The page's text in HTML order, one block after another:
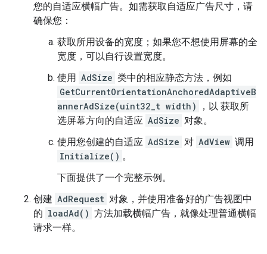
您的自适应横幅广告。如需获取自适应广告尺寸，请
确保您：
获取所用设备的宽度；如果您不想使用屏幕的全
宽度，可以自行设置宽度。
使用 AdSize 类中的相应静态方法，例如
GetCurrentOrientationAnchoredAdaptiveB
annerAdSize(uint32_t width)
，以 获取所
选屏幕方向的自适应 AdSize 对象。
使用您创建的自适应 AdSize 对 AdView 调用
Initialize() 。
下面提供了一个完整示例。
创建 AdRequest 对象，并使用准备好的广告视图中
的 loadAd() 方法加载横幅广告，就像处理普通横幅
请求一样。